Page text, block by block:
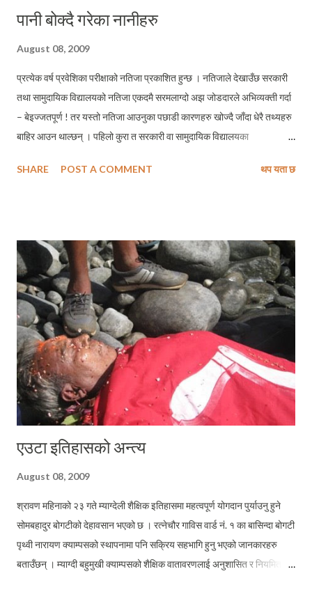
पानी बोक्दै गरेका नानीहरु
August 08, 2009
प्रत्येक वर्ष प्रवेशिका परीक्षाको नतिजा प्रकाशित हुन्छ । नतिजाले देखाउँछ सरकारी
तथा सामुदायिक विद्यालयको नतिजा एकदमै सरमलाग्दो अझ जोडदारले अभिव्यक्ती गर्दा
– बेइज्जतपूर्ण ! तर यस्तो नतिजा आउनुका पछाडी कारणहरु खोज्दै जाँदा धेरै तथ्यहरु
बाहिर आउन थाल्छन् । पहिलो कुरा त सरकारी वा सामुदायिक विद्यालयका
गाउँघरतिरका सामुदायिक विद्यालयमा पढ्ने बालबालिकाहरुले आफ्नो पढाइका लागि
झण्डै ३० किमी उत्तरमा अवस्थित मुना गाविस (हालको धौलागिरि गाउँपालिका, मुना) को
हो । यस तस्बिरमा देखिएका नानीहरु झण्डै आधा घण्टाको बाटो हिडेर पानी ओसार्न
विवश छन् । अब तपाई नै अनुमान गर्नुसु – यी नानीहरुले कतिबेला पढ्ने ? कतिबेला
गृहकार्य गर्ने ? अनि कुनबेला विद्यालय पुग्ने ? र कसरी उत्कृष्ट नतिजा प्राप्त गर्ने ? यहि नै
हो गाउ...
SHARE POST A COMMENT थप यता छ
एउटा इतिहासको अन्त्य
August 08, 2009
श्रावण महिनाको २३ गते म्याग्देली शैक्षिक इतिहासमा महत्वपूर्ण योगदान पुर्याउनु हुने
सोमबहादुर बोगटीको देहावसान भएको छ । रत्नेचौर गाविस वार्ड नं. १ का बासिन्दा बोगटी
पृथ्वी नारायण क्याम्पसको स्थापनामा पनि सक्रिय सहभागि हुनु भएको जानकारहरु
बताउँछन् । म्याग्दी बहुमुखी क्याम्पसको शैक्षिक वातावरणलाई अनुशासित र नियमित गर्ने